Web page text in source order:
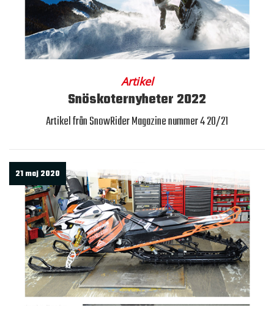
Artikel
Snöskoternyheter 2022
Artikel från SnowRider Magazine nummer 4 20/21
21 maj 2020